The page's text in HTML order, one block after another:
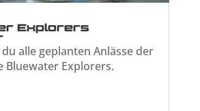
Explorers
alle geplanten Anlässe der
Bluewater Explorers.